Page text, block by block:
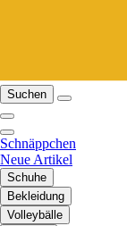
Suchen
Schnäppchen
Neue Artikel
Schuhe
Bekleidung
Volleybälle